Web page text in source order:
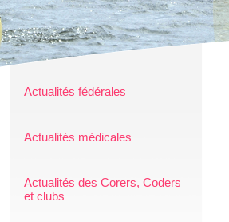
Actualités fédérales
Actualités médicales
Actualités des Corers, Coders
et clubs